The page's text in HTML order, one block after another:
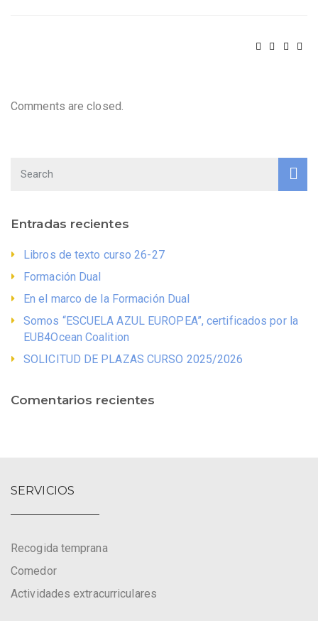
Comments are closed.
Entradas recientes
Libros de texto curso 26-27
Formación Dual
En el marco de la Formación Dual
Somos “ESCUELA AZUL EUROPEA”, certificados por la
EUB4Ocean Coalition
SOLICITUD DE PLAZAS CURSO 2025/2026
Comentarios recientes
SERVICIOS
Recogida temprana
Comedor
Actividades extracurriculares